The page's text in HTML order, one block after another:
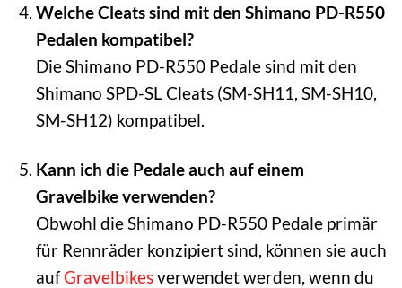
Welche Cleats sind mit den Shimano PD-R550
Pedalen kompatibel?
Die Shimano PD-R550 Pedale sind mit den
Shimano SPD-SL Cleats (SM-SH11, SM-SH10,
SM-SH12) kompatibel.
Kann ich die Pedale auch auf einem
Gravelbike verwenden?
Obwohl die Shimano PD-R550 Pedale primär
für Rennräder konzipiert sind, können sie auch
aufGravelbikesverwendet werden, wenn du